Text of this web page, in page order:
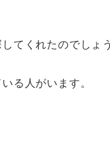
てくれたのでしょ
る人がいます。